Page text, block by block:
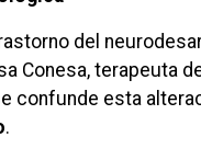
del
Conesa, terapeuta
confunde esta
.